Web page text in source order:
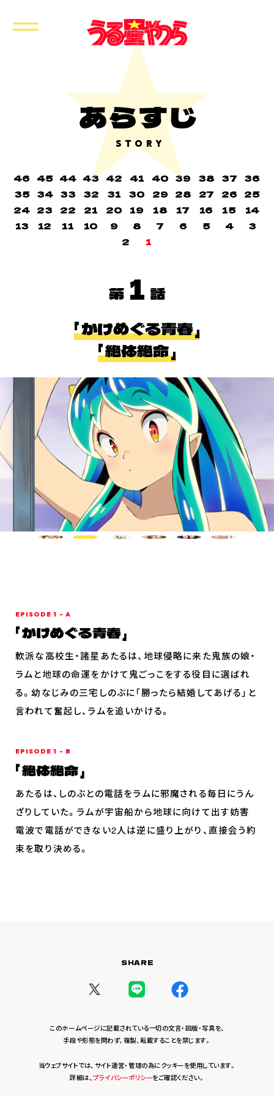
ホーム
最新情報
放送・配信情報
イントロダクション
あらすじ
Blu-ray&DVD
関連グッズ
コラボレーション
あらすじ
STORY
46 45 44 43 42 41 40 39 38 37
36
35
34 33 32 31 30 29 28 27 26
25
24 23 22 21 20 19 18 17 16 15
14
13
12 11 10 9 8 7 6 5 4
3
2
1
1
かけめぐる青春
絶体絶命
EPISODE 1 - A
かけめぐる青春
軟派な高校生・諸星あたるは、地球侵略に来た鬼族の娘・
ラムと地球の命運をかけて鬼ごっこをする役目に選ばれ
る。幼なじみの三宅しのぶに「勝ったら結婚してあげる」と
言われて奮起し、ラムを追いかける。
EPISODE 1 - B
絶体絶命
あたるは、しのぶとの電話をラムに邪魔される毎日にうん
ざりしていた。ラムが宇宙船から地球に向けて出す妨害
電波で電話ができない2人は逆に盛り上がり、直接会う約
束を取り決める。
SHARE
このホームページに記載されている一切の文言・図版・写真を、
手段や形態を問わず、複製、転載することを禁じます。
当ウェブサイトでは、サイト運営・管理の為にクッキーを使用しています。
詳細は、プライバシーポリシーをご確認ください。